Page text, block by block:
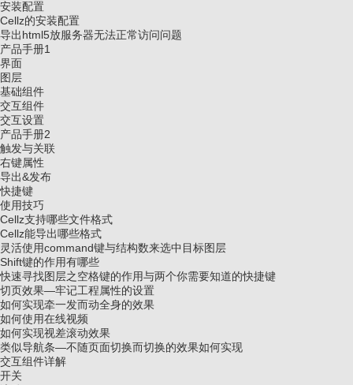
安装配置
Cellz的安装配置
导出html5放服务器无法正常访问问题
产品手册1
界面
图层
基础组件
交互组件
交互设置
产品手册2
触发与关联
右键属性
导出&发布
快捷键
使用技巧
Cellz支持哪些文件格式
Cellz能导出哪些格式
灵活使用command键与结构数来选中目标图层
Shift键的作用有哪些
快速寻找图层之空格键的作用与两个你需要知道的快捷键
切页效果—牢记工程属性的设置
如何实现牵一发而动全身的效果
如何使用在线视频
如何实现视差滚动效果
类似导航条—不随页面切换而切换的效果如何实现
交互组件详解
开关